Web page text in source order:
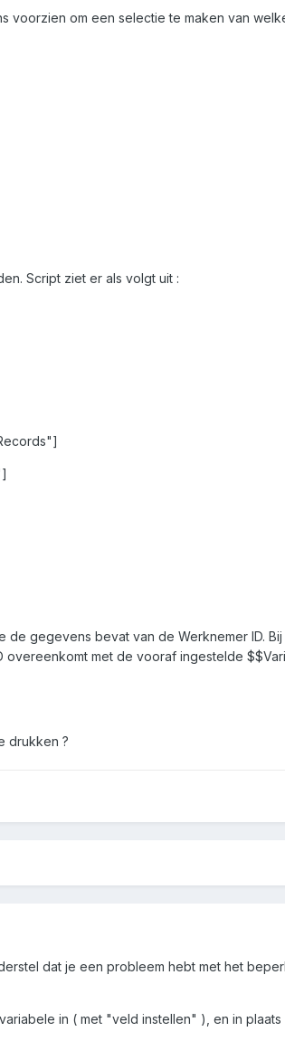
voorzien om een selectie te maken van
Script ziet er als volgt uit :
gegevens bevat van de Werknemer ID.
met de vooraf ingestelde
drukken ?
dat je een probleem hebt met het
in ( met "veld instellen" ), en in